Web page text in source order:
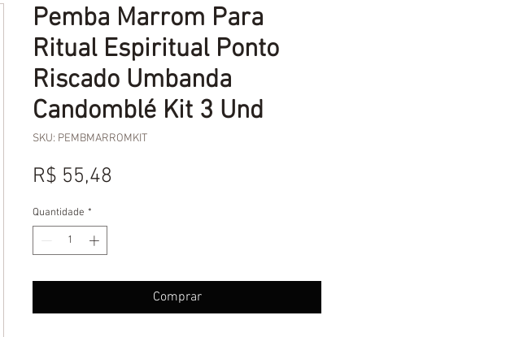
Pemba Marrom Para
Ritual Espiritual Ponto
Riscado Umbanda
Candomblé Kit 3 Und
SKU: PEMBMARROMKIT
R$ 55,48
Quantidade *
Comprar